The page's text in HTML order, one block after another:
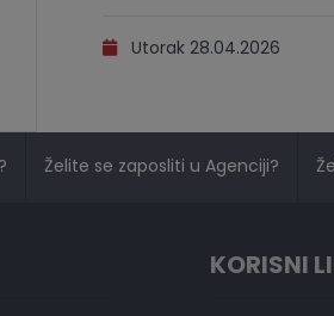
Utorak 28.04.2026
Želite se zaposliti u Agenciji?
KORISNI